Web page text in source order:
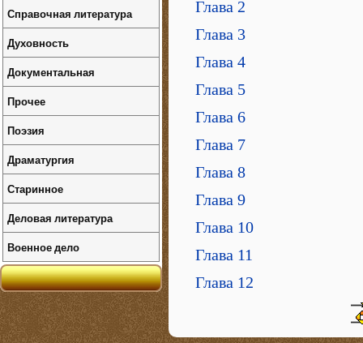
Глава 2
Глава 3
Глава 4
Глава 5
Глава 6
Глава 7
Глава 8
Глава 9
Глава 10
Глава 11
Глава 12
Справочная литература
Духовность
Документальная
Прочее
Поэзия
Драматургия
Старинное
Деловая литература
Военное дело